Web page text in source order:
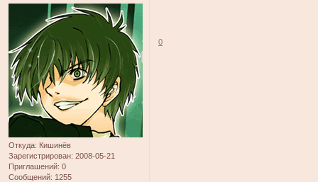
Откуда: Кишинёв
Зарегистрирован: 2008-05-21
Приглашений: 0
Сообщений: 1255
0